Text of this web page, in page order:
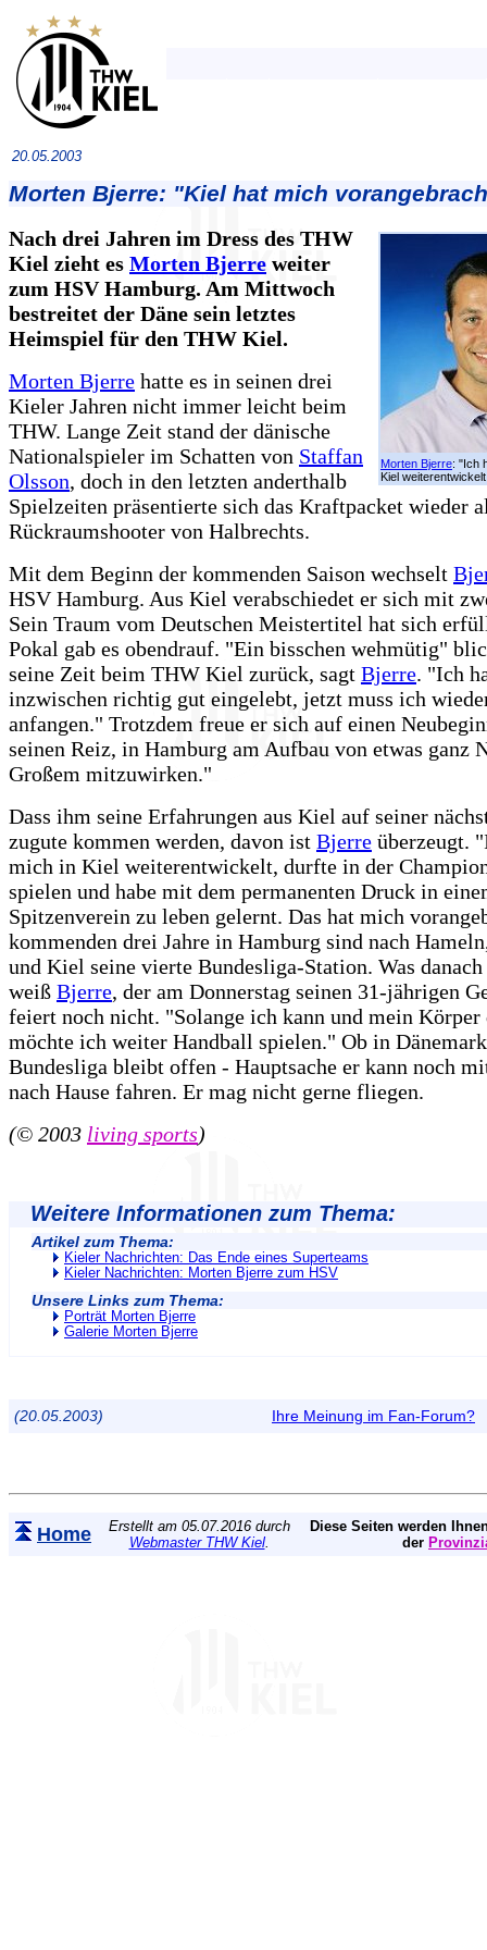
20.05.2003
Morten Bjerre: "Kiel hat mich
Morten Bjerre: "Ich
Kiel
Nach drei Jahren im Dress des THW
Kiel zieht es Morten Bjerre weiter
zum HSV Hamburg. Am Mittwoch
bestreitet der Däne sein letztes
Heimspiel für den THW Kiel.
Morten Bjerre hatte es in seinen drei
Kieler Jahren nicht immer leicht beim
THW. Lange Zeit stand der dänische
Nationalspieler im Schatten von Staffan
Olsson, doch in den letzten anderthalb
Spielzeiten präsentierte sich das Kraftpacket wieder
Rückraumshooter von Halbrechts.
Mit dem Beginn der kommenden Saison wechselt
HSV Hamburg. Aus Kiel verabschiedet er sich mit
Sein Traum vom Deutschen Meistertitel hat sich
Pokal gab es obendrauf. "Ein bisschen wehmütig"
seine Zeit beim THW Kiel zurück, sagt Bjerre. "Ich
inzwischen richtig gut eingelebt, jetzt muss ich
anfangen." Trotzdem freue er sich auf einen
seinen Reiz, in Hamburg am Aufbau von etwas ganz
Großem mitzuwirken."
Dass ihm seine Erfahrungen aus Kiel auf seiner
zugute kommen werden, davon ist Bjerre überzeugt.
mich in Kiel weiterentwickelt, durfte in der
spielen und habe mit dem permanenten Druck in
Spitzenverein zu leben gelernt. Das hat mich
kommenden drei Jahre in Hamburg sind nach
und Kiel seine vierte Bundesliga-Station. Was
weiß Bjerre, der am Donnerstag seinen 31-jährigen
feiert noch nicht. "Solange ich kann und mein Körper
möchte ich weiter Handball spielen." Ob in
Bundesliga bleibt offen - Hauptsache er kann noch
nach Hause fahren. Er mag nicht gerne fliegen.
(© 2003 living sports)
Weitere Informationen zum Thema:
Artikel zum Thema:
Kieler Nachrichten: Das Ende eines Superteams
Kieler Nachrichten: Morten Bjerre zum HSV
Unsere Links zum Thema:
Porträt Morten Bjerre
Galerie Morten Bjerre
(20.05.2003) Ihre Meinung im Fan-Forum?
Home
Erstellt am 05.07.2016 durch
Webmaster THW Kiel.
Diese Seiten werden
der